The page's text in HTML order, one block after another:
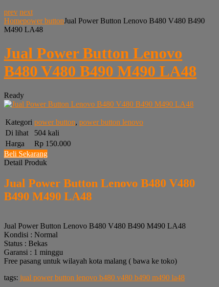
prev next
Homepower buttonJual Power Button Lenovo B480 V480 B490
M490 LA48
Jual Power Button Lenovo
B480 V480 B490 M490 LA48
Ready
Kategori power button, power button lenovo
Di lihat
504 kali
Harga
Rp 150.000
Beli Sekarang
Detail Produk
Jual Power Button Lenovo B480 V480
B490 M490 LA48
Jual Power Button Lenovo B480 V480 B490 M490 LA48
Kondisi : Normal
Status : Bekas
Garansi : 1 minggu
Free pasang untuk wilayah kota malang ( bawa ke toko)
tags: jual power button lenovo b480 v480 b490 m490 la48